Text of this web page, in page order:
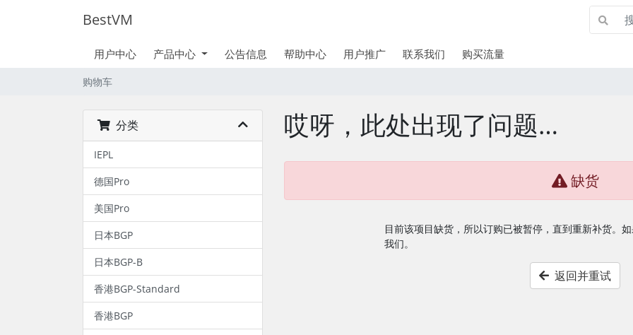
BestVM
用户中心 产品中心 公告信息 帮助中心 用户推广 联系我们 购买流量
购物车
分类
IEPL
德国Pro
美国Pro
日本BGP
日本BGP-B
香港BGP-Standard
香港BGP
哎呀，此处出现了问题…
缺货
目前该项目缺货，所以订购已被暂停，直到重新补货。
我们。
返回并重试